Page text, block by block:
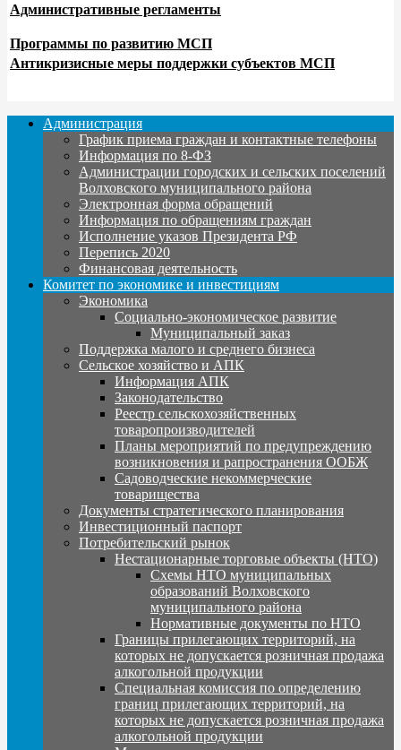
Административные регламенты
Программы по развитию МСП
Антикризисные меры поддержки субъектов МСП
Администрация
График приема граждан и контактные телефоны
Информация по 8-ФЗ
Администрации городских и сельских поселений
Волховского муниципального района
Электронная форма обращений
Информация по обращениям граждан
Исполнение указов Президента РФ
Перепись 2020
Финансовая деятельность
Комитет по экономике и инвестициям
Экономика
Социально-экономическое развитие
Муниципальный заказ
Поддержка малого и среднего бизнеса
Сельское хозяйство и АПК
Информация АПК
Законодательство
Реестр сельскохозяйственных
товаропроизводителей
Планы мероприятий по предупреждению
возникновения и рапространения ООБЖ
Садоводческие некоммерческие
товарищества
Документы стратегического планирования
Инвестиционный паспорт
Потребительский рынок
Нестационарные торговые объекты (НТО)
Схемы НТО муниципальных
образований Волховского
муниципального района
Нормативные документы по НТО
Границы прилегающих территорий, на
которых не допускается розничная продажа
алкогольной продукции
Специальная комиссия по определению
границ прилегающих территорий, на
которых не допускается розничная продажа
алкогольной продукции